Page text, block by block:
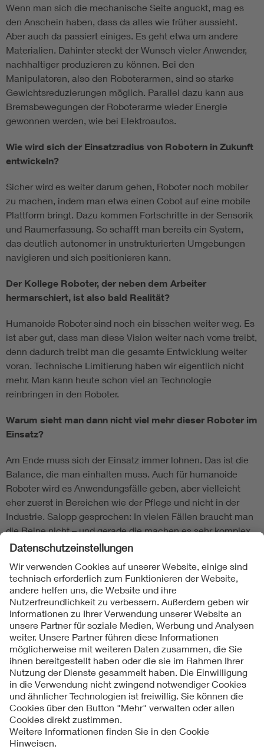
Wenn man sich die mechanische Seite anguckt, mag es
den Anschein haben, dass da alles wie früher aussieht.
Aber auch da passiert einiges. Es geht etwa um andere
Materialien. Dahinter steckt der Wunsch vieler Anwender,
nachhaltiger produzieren zu können. Bei den
Manipulatoren, also den Roboterarmen, sind so starke
Gewichtsreduzierungen möglich. Parallel dazu kann aus
Bremsbewegungen der Roboterarme wieder Energie
gewonnen werden, wie bei Elektroautos.
Wie wird sich der Einsatzradius von Robotern in Zukunft
entwickeln?
Sicher wird es weiter darum gehen, Roboter noch mobiler
zu machen, indem man etwa einen Cobot auf eine mobile
Plattform bringt. Dazu kommen Fortschritte in der Sensorik
und Raumerfassung. So schafft man bereits ein System,
das deutlich autonomer in unstrukturierten Umgebungen
navigieren und sich positionieren kann.
Der Kollege Roboter, der neben dem Arbeiter
hermarschiert, ist also bald Realität?
Humanoide Roboter sind noch ein bisschen weiter weg. Es
ist aber gut, dass man diese Vision weiter nach vorne treibt,
denn dadurch treibt man die gesamte Entwicklung weiter
voran. Technische Limitierung haben wir eigentlich nicht
mehr. Man kann heute schon viel an Technologie
reinbringen in den Roboter.
Warum sieht man dann nicht viel mehr dieser Roboter im
Einsatz?
Am Ende muss sich der Einsatz immer lohnen. Das ist die
Balance, die man einhalten muss. Auch für humanoide
Roboter wird es Anwendungsfälle geben, aber vielleicht
eher zuerst in Bereichen wie der Pflege und nicht in der
Industrie. Salopp gesprochen: In vielen Fällen braucht man
die Beine nicht – und gerade die machen es sehr komplex.
Folgen Sie uns
Kontakte
Service
Impressum
Datenschutzinformationen